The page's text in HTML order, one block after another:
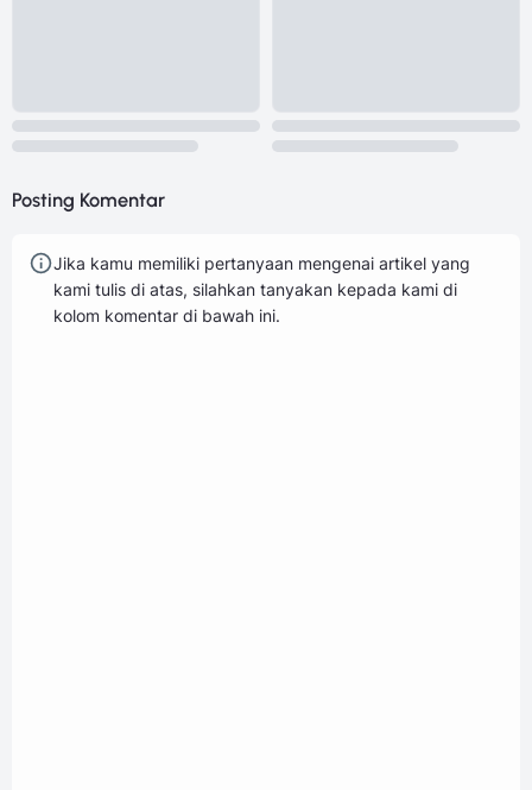
Posting Komentar
Jika kamu memiliki pertanyaan mengenai artikel yang
kami tulis di atas, silahkan tanyakan kepada kami di
kolom komentar di bawah ini.